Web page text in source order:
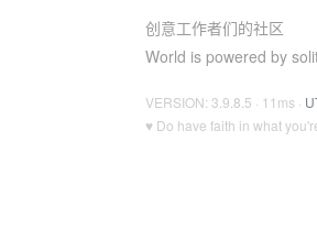
创意工作者们的社区
World is powered by
VERSION: 3.9.8.5 · 11ms ·
♥ Do have faith in what